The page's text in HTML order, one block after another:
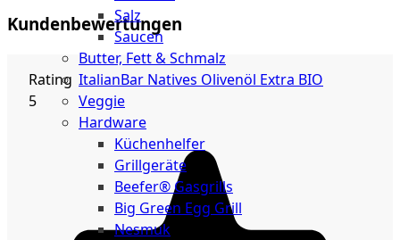
Salz
Saucen
Butter, Fett & Schmalz
ItalianBar Natives Olivenöl Extra BIO
Veggie
Hardware
Küchenhelfer
Grillgeräte
Beefer® Gasgrills
Big Green Egg Grill
Nesmuk
Kundenbewertungen
Rating
5